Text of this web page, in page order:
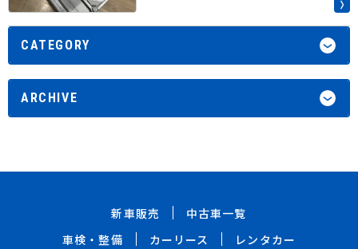
CATEGORY
ARCHIVE
新車販売
中古車一覧
車検・整備
カーリース
レンタカー